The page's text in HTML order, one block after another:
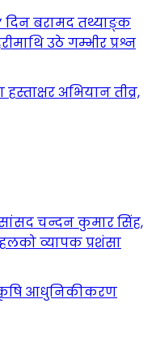
दिन बरामद तथ्याङ्क
उठे गम्भीर प्रश्न
अभियान तीव्र,
चन्दन कुमार सिंह,
व्यापक प्रशंसा
आधुनिकीकरण